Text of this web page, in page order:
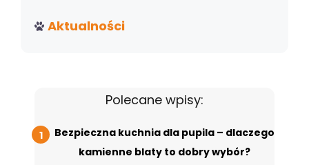
Aktualności
Polecane wpisy:
Bezpieczna kuchnia dla pupila – dlaczego
kamienne blaty to dobry wybór?